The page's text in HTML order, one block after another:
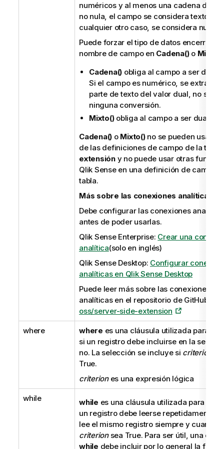
numéricos y al menos una cadena de
no nula, el campo se considera texto. En
cualquier otro caso, se considera
Puede forzar el tipo de datos
nombre de campo en Cadena()o Mixto()
Cadena() obliga al campo a ser de
Si el campo es numérico, se extrae la
parte de texto del valor dual, no se
ninguna conversión.
Mixto()obliga al campo a ser dual.
Cadena() o Mixto()no se pueden usar
de las definiciones de campo de la tabla
extensióny no puede usar otras
Qlik Senseen una definición de campo
tabla.
Más sobre las conexiones analíticas
Debe configurar las conexiones
antes de poder usarlas.
Qlik Sense Enterprise: Crear una
analítica(solo en inglés)
Qlik Sense Desktop: Configurar
analíticas en Qlik Sense Desktop
Puede leer más sobre las conexiones
analíticas en el repositorio de GitHub.
oss/server-side-extension
where where es una cláusula utilizada para
si un registro debe incluirse en la
no. La selección se incluye si criterion
True.
criteriones una expresión lógica
while while es una cláusula utilizada para
un registro debe leerse repetidamente.
lee el mismo registro siempre y cuando
criterionsea True. Para ser útil, una
while debe incluir por lo general la